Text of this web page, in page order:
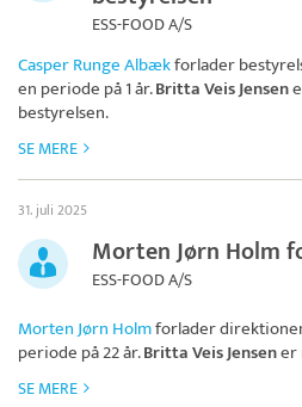
ESS-FOOD A/S
Casper Runge Albækforlader
en periode på 1 år.Britta Veis Jensen
bestyrelsen.
SE MERE
31. juli 2025
Morten Jørn Holm
ESS-FOOD A/S
Morten Jørn Holmforlader
periode på 22 år.Britta Veis Jensener
SE MERE